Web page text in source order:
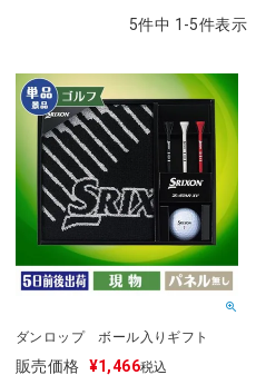
5件中 1 -5件表示
ダンロップ ボール入りギフト
販売価格 ¥1,466税込